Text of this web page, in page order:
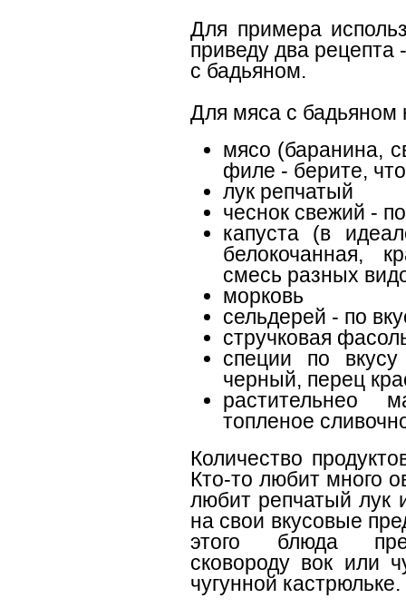
Для примера
приведу два рецепта
с бадьяном.
Для мяса с бадьяном
мясо (баранина,
филе - берите,
лук репчатый
чеснок свежий -
капуста (в
белокочанная,
смесь разных
морковь
сельдерей - по
стручковая
специи по
черный, перец
растительнео
топленое
Количество
Кто-то любит много
любит репчатый лук
на свои вкусовые
этого блюда
сковороду вок или
чугунной кастрюльке.